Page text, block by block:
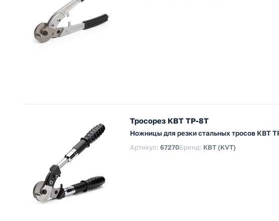
Тросорез КВТ ТР-8Т
Ножницы для резки стальных тросов КВТ
Артикул: 67270Бренд: КВТ (KVT)